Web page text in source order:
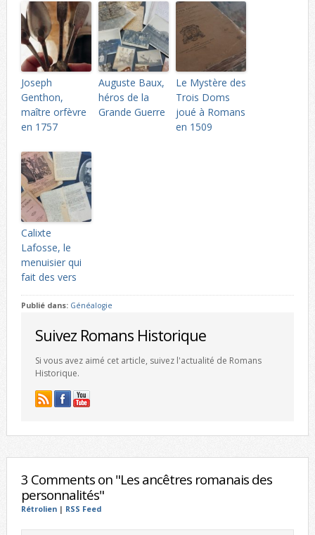
Joseph
Genthon,
maître orfèvre
en 1757
Auguste Baux,
héros de la
Grande Guerre
Le Mystère des
Trois Doms
joué à Romans
en 1509
Calixte
Lafosse, le
menuisier qui
fait des vers
Publié dans: Généalogie
Suivez Romans Historique
Si vous avez aimé cet article, suivez l'actualité de Romans
Historique.
3 Comments on "Les ancêtres romanais des
personnalités"
Rétrolien| RSS Feed